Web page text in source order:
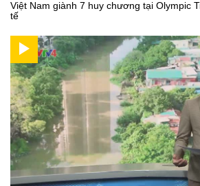
Việt Nam giành 7 huy chương tại Olympic
tế